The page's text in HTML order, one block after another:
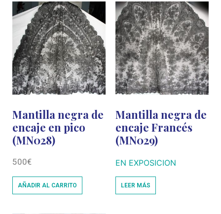
Mantilla negra de
encaje en pico
(MN028)
500€
AÑADIR AL CARRITO
Mantilla negra de
encaje Francés
(MN029)
EN EXPOSICION
LEER MÁS